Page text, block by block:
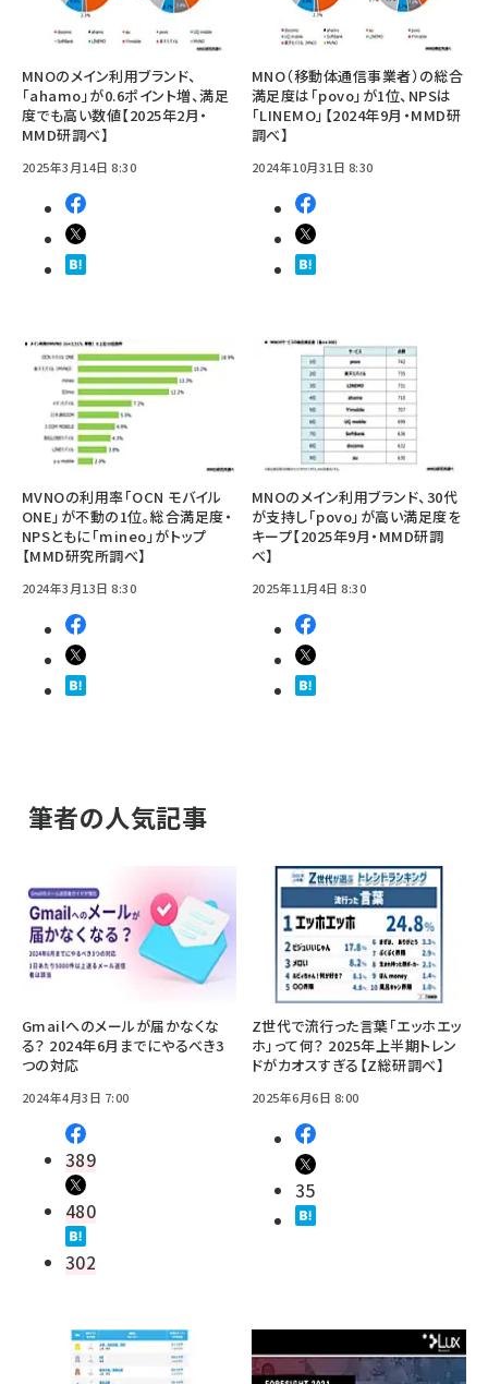
MNOのメイン利用ブランド、
「ahamo」が0.6ポイント増、満足
度でも高い数値【2025年2月・
MMD研調べ】
2025年3月14日 8:30
MNO（移動体通信事業者）の総合
満足度は「povo」が1位、NPSは
「LINEMO」【2024年9月・MMD研
調べ】
2024年10月31日 8:30
MVNOの利用率「OCN モバイル
ONE」が不動の1位。総合満足度・
NPSともに「mineo」がトップ
【MMD研究所調べ】
2024年3月13日 8:30
MNOのメイン利用ブランド、30代
が支持し「povo」が高い満足度を
キープ【2025年9月・MMD研調
べ】
2025年11月4日 8:30
筆者の人気記事
Gmailへのメールが届かなくな
る？ 2024年6月までにやるべき3
つの対応
2024年4月3日 7:00
389
480
302
Z世代で流行った言葉「エッホエッ
ホ」って何？ 2025年上半期トレン
ドがカオスすぎる【Z総研調べ】
2025年6月6日 8:00
35